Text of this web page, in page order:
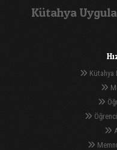
Kütahya
Kütahya